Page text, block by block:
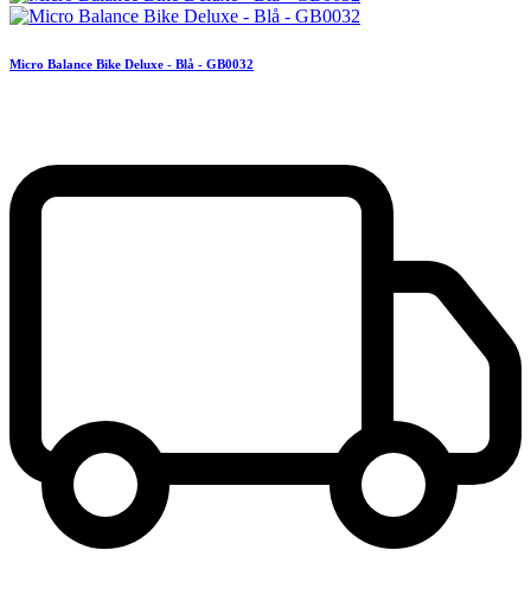
Micro Balance Bike Deluxe - Blå - GB0032